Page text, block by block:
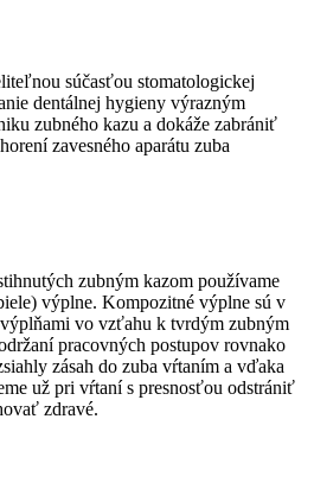
súčasťou stomatologickej
dentálnej hygieny výrazným
zubného kazu a dokáže zabrániť
zavesného aparátu zuba
zubným kazom používame
výplne. Kompozitné výplne sú v
vo vzťahu k tvrdým zubným
pracovných postupov rovnako
zásah do zuba vŕtaním a vďaka
už pri vŕtaní s presnosťou odstrániť
zdravé.